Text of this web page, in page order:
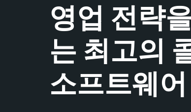
영업 전략
는 최고의
소프트웨어